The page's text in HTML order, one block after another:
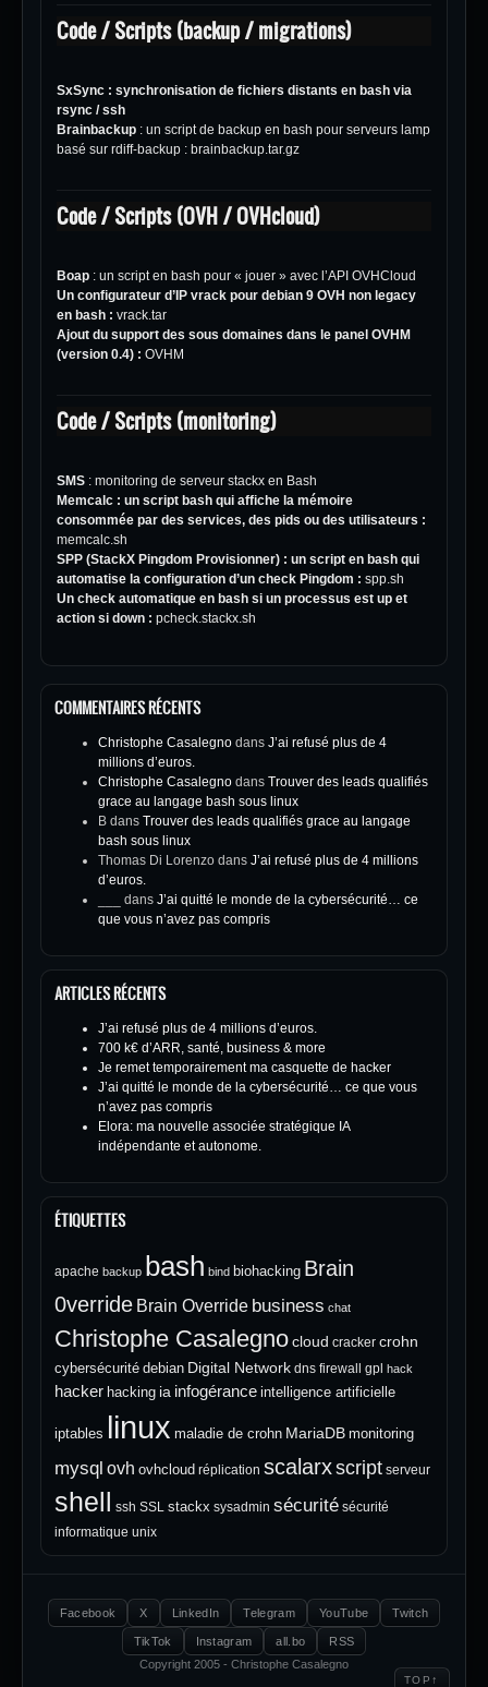
Code / Scripts (backup / migrations)
SxSync : synchronisation de fichiers distants en bash via
rsync / ssh
Brainbackup : un script de backup en bash pour serveurs lamp
basé sur rdiff-backup : brainbackup.tar.gz
Code / Scripts (OVH / OVHcloud)
Boap : un script en bash pour « jouer » avec l’API OVHCloud
Un configurateur d’IP vrack pour debian 9 OVH non legacy
en bash : vrack.tar
Ajout du support des sous domaines dans le panel OVHM
(version 0.4) : OVHM
Code / Scripts (monitoring)
SMS : monitoring de serveur stackx en Bash
Memcalc : un script bash qui affiche la mémoire
consommée par des services, des pids ou des utilisateurs :
memcalc.sh
SPP (StackX Pingdom Provisionner) : un script en bash qui
automatise la configuration d’un check Pingdom : spp.sh
Un check automatique en bash si un processus est up et
action si down : pcheck.stackx.sh
COMMENTAIRES RÉCENTS
Christophe Casalegno dans J’ai refusé plus de 4
millions d’euros.
Christophe Casalegno dans Trouver des leads qualifiés
grace au langage bash sous linux
B dans Trouver des leads qualifiés grace au langage
bash sous linux
Thomas Di Lorenzo dans J’ai refusé plus de 4 millions
d’euros.
dans J’ai quitté le monde de la cybersécurité… ce
que vous n’avez pas compris
ARTICLES RÉCENTS
J’ai refusé plus de 4 millions d’euros.
700 k€ d’ARR, santé, business & more
Je remet temporairement ma casquette de hacker
J’ai quitté le monde de la cybersécurité… ce que vous
n’avez pas compris
Elora: ma nouvelle associée stratégique IA
indépendante et autonome.
ÉTIQUETTES
apache backup bash bind biohacking Brain
0verride Brain Override business chat
Christophe Casalegnocloud cracker crohn
cybersécurité debian Digital Network dns firewall gpl hack
hacker hacking ia infogérance intelligence artificielle
iptables linux maladie de crohn MariaDB monitoring
mysql ovh ovhcloud réplication scalarxscript serveur
shell ssh SSL stackx sysadmin sécurité sécurité
informatique unix
Facebook X LinkedIn Telegram YouTube Twitch
TikTok Instagram all.bo
RSS
Copyright 2005 - Christophe Casalegno
TOP ↑